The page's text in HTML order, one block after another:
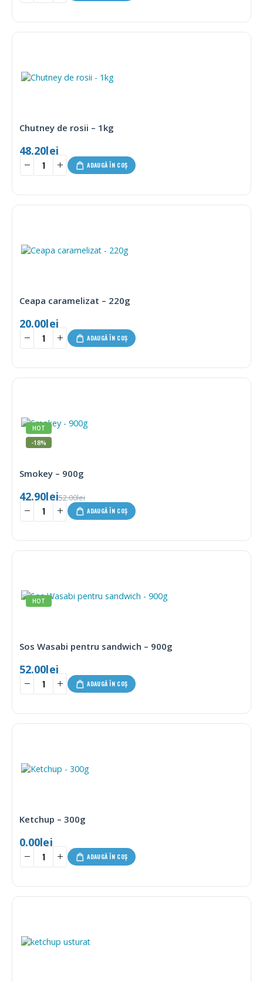
Chutney de rosii – 1kg
48.20lei
ADAUGĂ ÎN COȘ
Ceapa caramelizat – 220g
20.00lei
ADAUGĂ ÎN COȘ
HOT
-18%
Smokey – 900g
52.00lei
42.90lei
ADAUGĂ ÎN COȘ
HOT
Sos Wasabi pentru sandwich – 900g
52.00lei
ADAUGĂ ÎN COȘ
Ketchup – 300g
0.00lei
ADAUGĂ ÎN COȘ